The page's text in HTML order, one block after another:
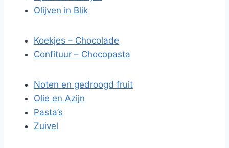
Olijven in Blik
Koekjes – Chocolade
Confituur – Chocopasta
Noten en gedroogd fruit
Olie en Azijn
Pasta’s
Zuivel